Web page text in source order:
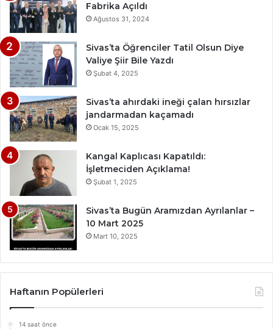
Fabrika Açıldı
Ağustos 31, 2024
Sivas’ta Öğrenciler Tatil Olsun Diye
Valiye Şiir Bile Yazdı
Şubat 4, 2025
Sivas’ta ahırdaki ineği çalan hırsızlar
jandarmadan kaçamadı
Ocak 15, 2025
Kangal Kaplıcası Kapatıldı:
İşletmeciden Açıklama!
Şubat 1, 2025
Sivas’ta Bugün Aramızdan Ayrılanlar –
10 Mart 2025
Mart 10, 2025
Haftanın Popülerleri
14 saat önce